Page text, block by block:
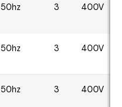
50hz 3 400V
50hz 3 400V
50hz 3 400V